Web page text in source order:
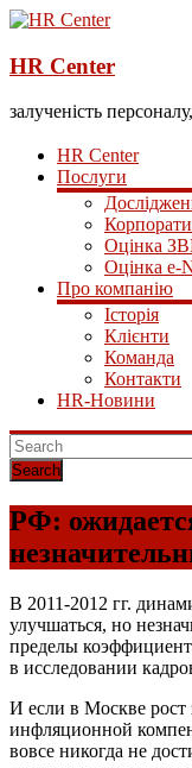
HR Center
залученість
HR Center
Послуги
Оцінка
Оцінка e-
Про компанію
Історія
Клієнти
Команда
Контакти
HR-Новини
РФ:
В 2011-2012 гг.
улучшаться, но
пределы
в исследовании
И если в Москве рост
инфляционной
вовсе никогда не